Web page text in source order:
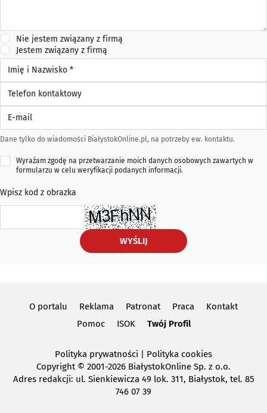
Nie jestem związany z firmą
Jestem związany z firmą
Imię i Nazwisko *
Telefon kontaktowy
Dane tylko do wiadomości BiałystokOnline.pl, na potrzeby ew. kontaktu.
Wyrażam zgodę na przetwarzanie moich danych osobowych zawartych w
formularzu w celu weryfikacji podanych informacji.
Wpisz kod z obrazka
WYŚLIJ
O portalu Reklama Patronat Praca
Kontakt
Pomoc
ISOK Twój Profil
Polityka prywatności | Polityka cookies
Copyright © 2001-2026 BiałystokOnline Sp. z o.o.
Adres redakcji: ul. Sienkiewicza 49 lok. 311, Białystok, tel. 85
746 07 39